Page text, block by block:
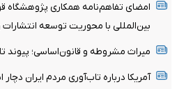
امضای تفاهم‌نامه همکاری پژوهشگاه
بین‌المللی با محوریت توسعه
میراث مشروطه و قانون‌اساسی؛ پیوند
آمریکا درباره تاب‌آوری مردم ایران